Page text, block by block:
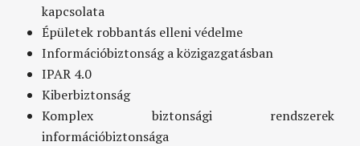
kapcsolata
Épületek robbantás elleni védelme
Információbiztonság a közigazgatásban
IPAR 4.0
Kiberbiztonság
Komplex biztonsági rendszerek
információbiztonsága